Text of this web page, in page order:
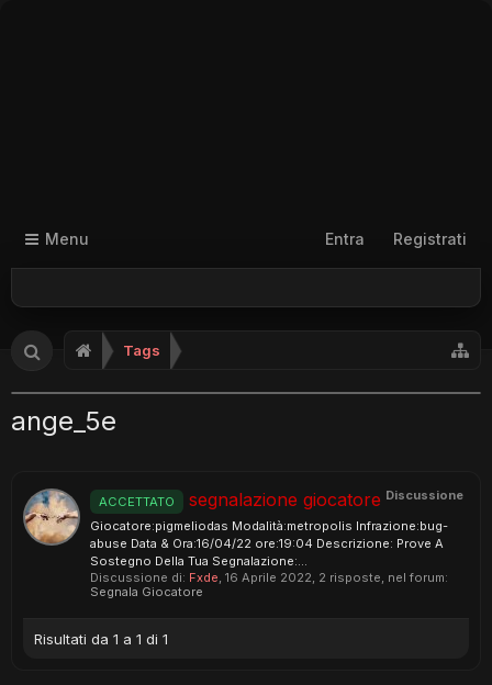
Menu Entra Registrati
Tags
ange_5e
Discussione
ACCETTATO segnalazione giocatore
Giocatore:pigmeliodas Modalità:metropolis Infrazione:bug-
abuse Data & Ora:16/04/22 ore:19:04 Descrizione: Prove A
Sostegno Della Tua Segnalazione:...
Discussione di: Fxde, 16 Aprile 2022, 2 risposte, nel forum:
Segnala Giocatore
Risultati da 1 a 1 di 1